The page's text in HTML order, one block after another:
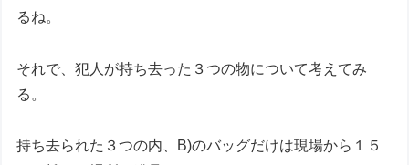
るね。
それで、犯人が持ち去った３つの物について考えてみ
る。
持ち去られた３つの内、B)のバッグだけは現場から１５